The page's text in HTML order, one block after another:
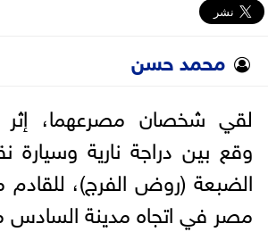
محمد حسن
لقي شخصان مصرعهما،
وقع بين دراجة نارية وسيارة
الضبعة (روض الفرج)، للقادم
مصر في اتجاه مدينة السادس